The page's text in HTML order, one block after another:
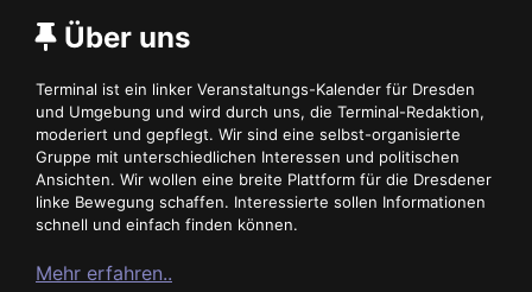
Über uns
Terminal ist ein linker Veranstaltungs-Kalender für Dresden
und Umgebung und wird durch uns, die Terminal-Redaktion,
moderiert und gepflegt. Wir sind eine selbst-organisierte
Gruppe mit unterschiedlichen Interessen und politischen
Ansichten. Wir wollen eine breite Plattform für die Dresdener
linke Bewegung schaffen. Interessierte sollen Informationen
schnell und einfach finden können.
Mehr erfahren..